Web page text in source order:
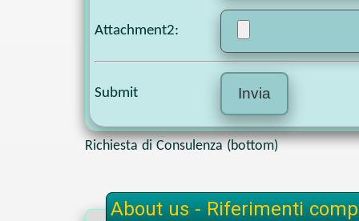
Attachment2:
Submit
Richiesta di Consulenza (bottom)
About us - Riferimenti